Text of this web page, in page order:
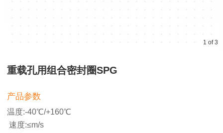
1 of3
重载孔用组合密封圈SPG
产品参数
温度:-40℃/+160℃
速度:≤m/s